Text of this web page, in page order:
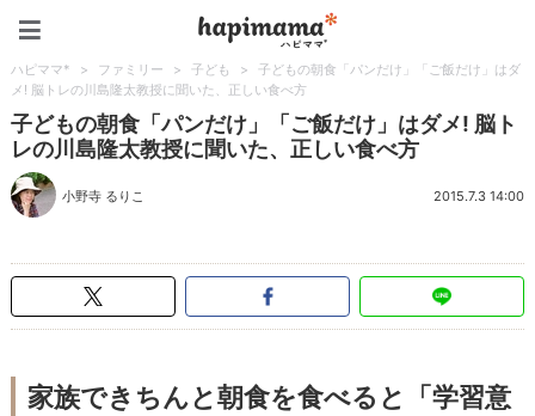
ハピママ* > ファミリー > 子ども >
子どもの朝食「パンだけ」「ご飯だけ」はダ
メ! 脳トレの川島隆太教授に聞いた、正しい食べ方
子どもの朝食「パンだけ」「ご飯だけ」はダメ! 脳ト
レの川島隆太教授に聞いた、正しい食べ方
小野寺 るりこ 2015.7.3 14:00
家族できちんと朝食を食べると「学習意